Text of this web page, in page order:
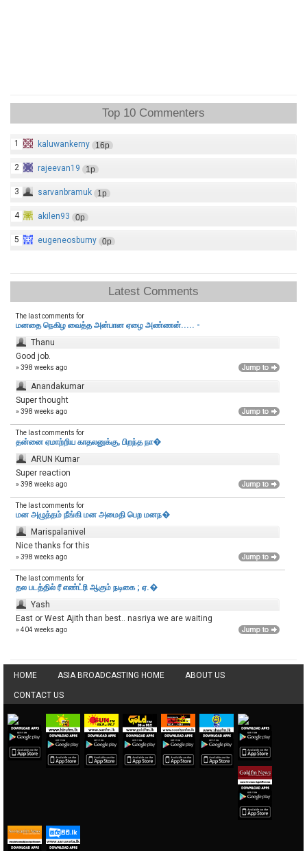
Top 10 Commenters
1 kaluwankerny 16p
2 rajeevan19 1p
3 sarvanbramuk 1p
4 akilen93 0p
5 eugeneosburny 0p
Latest Comments
The last comments for
மனதை நெகிழ வைத்த அன்பான ஏழை அண்ணன்..... -
Thanu
Good job.
» 398 weeks ago
Anandakumar
Super thought
» 398 weeks ago
The last comments for
தன்னை ஏமாற்றிய காதலனுக்கு, பிறந்த நா�
ARUN Kumar
Super reaction
» 398 weeks ago
The last comments for
மன அழுத்தம் நீங்கி மன அமைதி பெற‌ மனந�
Marispalanivel
Nice thanks for this
» 398 weeks ago
The last comments for
தல படத்தில் ரீ எண்ட்ரி ஆகும் நடிகை ; ஏ.�
Yash
East or West Ajith than best.. nasriya we are waiting
» 404 weeks ago
HOME ASIA BROADCASTING HOME ABOUT US
CONTACT US